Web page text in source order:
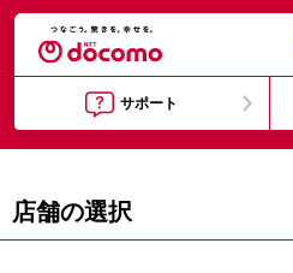
サポート
店舗の選択